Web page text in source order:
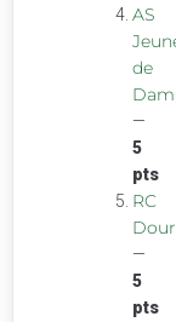
AS
de
—
5
pts
RC
—
5
pts